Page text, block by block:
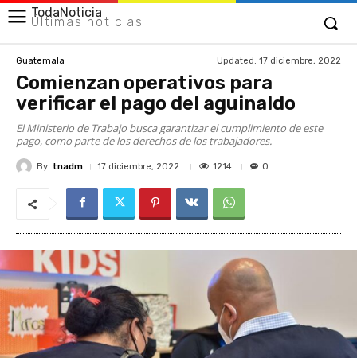
TodaNoticia
Últimas noticias
Guatemala Updated: 17 diciembre, 2022
Comienzan operativos para
verificar el pago del aguinaldo
El Ministerio de Trabajo busca garantizar el cumplimiento de este
pago, como parte de los derechos de los trabajadores.
By tnadm 17 diciembre, 2022 1214 0